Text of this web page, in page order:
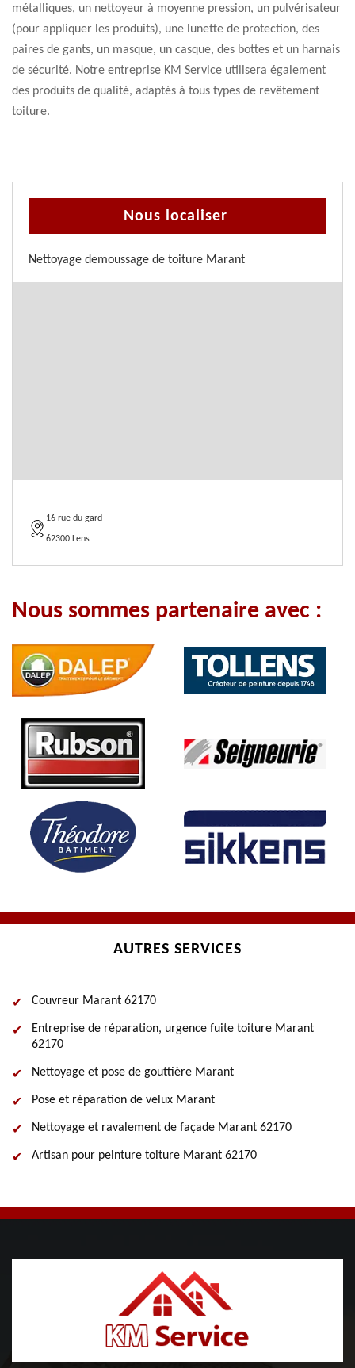
métalliques, un nettoyeur à moyenne pression, un pulvérisateur
(pour appliquer les produits), une lunette de protection, des
paires de gants, un masque, un casque, des bottes et un harnais
de sécurité. Notre entreprise KM Service utilisera également
des produits de qualité, adaptés à tous types de revêtement
toiture.
Nous localiser
Nettoyage demoussage de toiture Marant
16 rue du gard
62300 Lens
Nous sommes partenaire avec :
AUTRES SERVICES
Couvreur Marant 62170
Entreprise de réparation, urgence fuite toiture Marant
62170
Nettoyage et pose de gouttière Marant
Pose et réparation de velux Marant
Nettoyage et ravalement de façade Marant 62170
Artisan pour peinture toiture Marant 62170